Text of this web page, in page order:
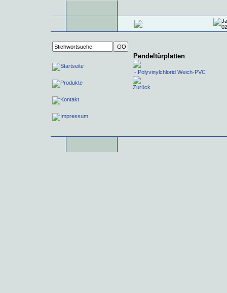
Pendeltürplatten
- Polyvinylchlorid Weich-PVC
Zurück